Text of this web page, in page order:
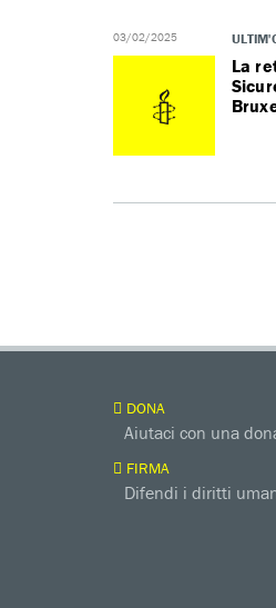
03/02/2025
La
DONA
Aiutaci con una
FIRMA
Difendi i diritti